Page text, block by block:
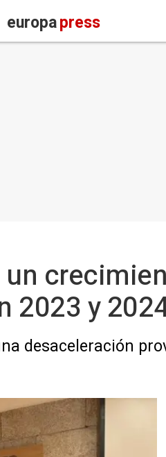
europapress
2023 y
desaceleración